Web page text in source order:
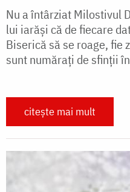
Nu a întârziat Milostivul
lui iarăși că de fiecare
Biserică să se roage, fie
sunt numărați de sfinții
citește mai mult